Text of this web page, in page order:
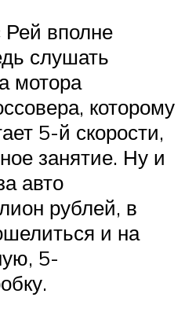
Рей вполне
слушать
мотора
которому
5-й скорости,
занятие. Ну и
авто
рублей, в
и на
5-